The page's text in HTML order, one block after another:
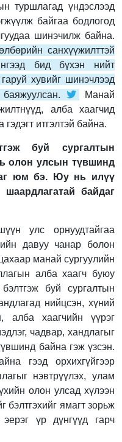
туршлагад үндэслээд
байгаа бодлогод
шинэчилж байна.
санхүүжилттэй
бид бүхэн нийт
хувийг шинэчлээд
Манай
алба хаагчид
итгэлтэй байна.
буй сургалтын
олон улсын түвшинд
юм бэ. Юу нь илүү
байдаг
улс орнуудтайгаа
давуу чанар болон
манай сургуулийн
алба хаагч буюу
буй сургалтын
нийцсэн, хүний
алба хаагчийн үүрэг
чадвар, хандлагыг
байна гэж үзсэн.
гээд орхихгүйгээр
нэвтрүүлэх, улам
олон улсад хүлээн
бэлтгэхийг ямагт зорьж
үр дүнгүүд гарч